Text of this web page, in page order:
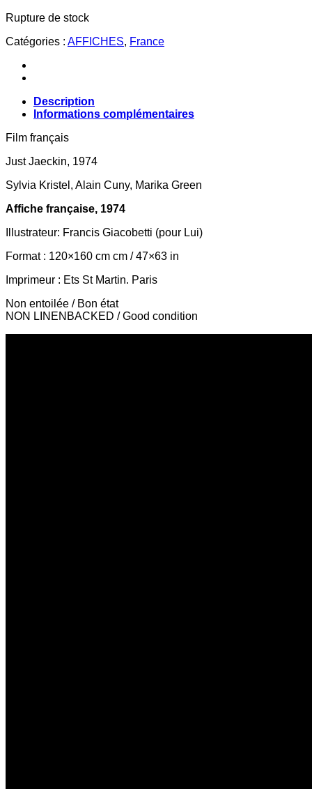
Rupture de stock
Catégories : AFFICHES, France
Description
Informations complémentaires
Film français
Just Jaeckin, 1974
Sylvia Kristel, Alain Cuny, Marika Green
Affiche française, 1974
Illustrateur: Francis Giacobetti (pour Lui)
Format : 120×160 cm cm / 47×63 in
Imprimeur : Ets St Martin. Paris
Non entoilée / Bon état
NON LINENBACKED / Good condition